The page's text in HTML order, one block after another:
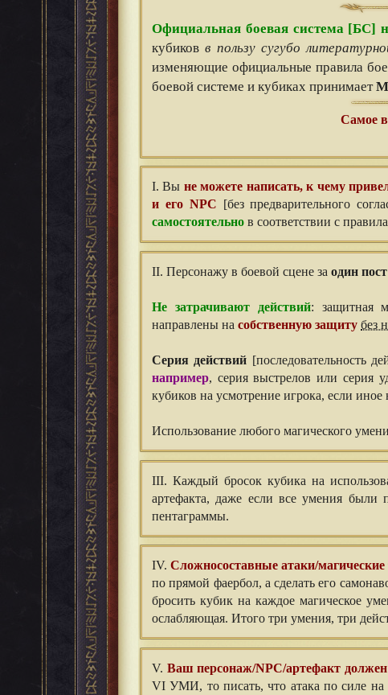
Официальная боевая система [БС]
кубиковв пользу сугубо
изменяющие официальные правила
боевой системе и кубиках принимает
Самое
I. Вы не можете написать, к чему
и его NPC [без предварительного
самостоятельно в соответствии с
II. Персонажу в боевой сцене за один
Не затрачивают действий: защитная
направлены на собственную защиту без
Серия действий [последовательность
например, серия выстрелов или серия
кубиков на усмотрение игрока, если иное
Использование любого магического
III. Каждый бросок кубика на
артефакта, даже если все умения были
пентаграммы.
IV.Сложносоставные атаки/
по прямой фаербол, а сделать его
бросить кубик на каждое магическое
ослабляющая. Итого три умения, три
V. Ваш персонаж/NPC/артефакт должен
VI УМИ, то писать, что атака по силе